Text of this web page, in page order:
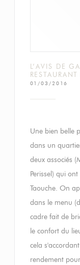
L’AVIS DE
01/03/2016
Une bien belle
dans un
deux associés
Perissel) qui
Taouche. On
dans le menu
cadre fait de
le confort du
cela
rendement